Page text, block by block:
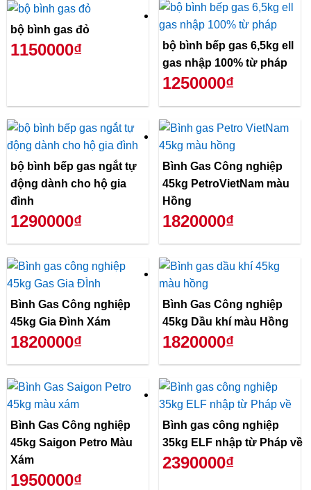
bộ bình gas đỏ
1150000₫
bộ bình bếp gas 6,5kg ell
gas nhập 100% từ pháp
1250000₫
bộ bình bếp gas ngắt tự
động dành cho hộ gia
đình
1290000₫
Bình Gas Công nghiệp
45kg PetroVietNam màu
Hồng
1820000₫
Bình Gas Công nghiệp
45kg Gia Đình Xám
1820000₫
Bình Gas Công nghiệp
45kg Dầu khí màu Hồng
1820000₫
Bình Gas Công nghiệp
45kg Saigon Petro Màu
Xám
1950000₫
Bình gas công nghiệp
35kg ELF nhập từ Pháp về
2390000₫